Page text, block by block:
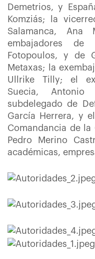
Demetrios, y
Komziás; la
Salamanca, Ana
embajadores de
Fotopoulos, y de
Metaxas; la
Ullrike Tilly; el
Suecia, Antonio
subdelegado de
García Herrera, y
Comandancia de la
Pedro Merino
académicas,